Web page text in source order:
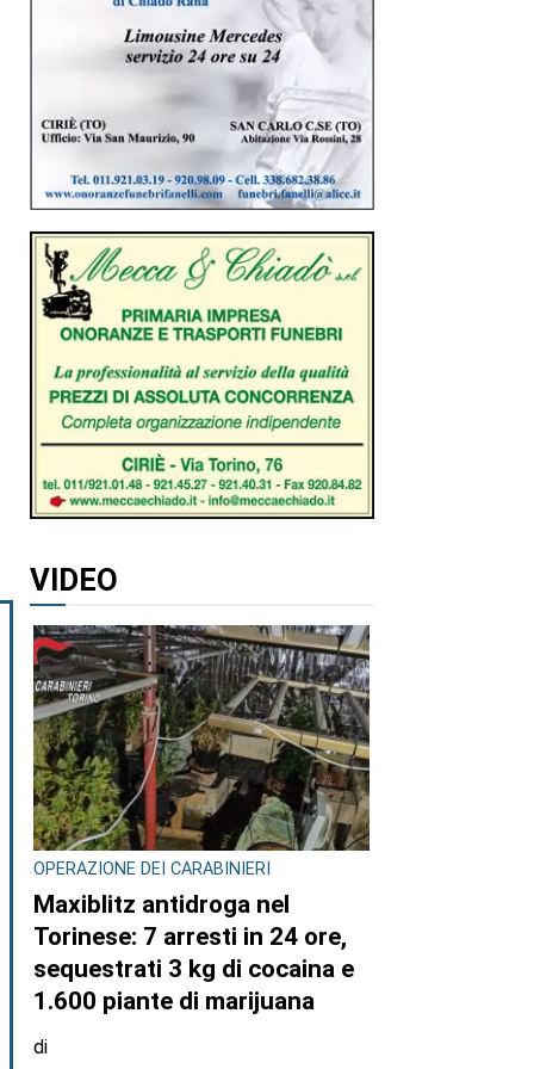
VIDEO
OPERAZIONE DEI CARABINIERI
Maxiblitz antidroga nel
Torinese: 7 arresti in 24 ore,
sequestrati 3 kg di cocaina e
1.600 piante di marijuana
di